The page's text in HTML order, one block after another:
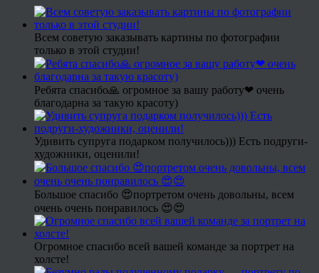
Всем советую заказывать картины по фотографии
только в этой студии!
Ребята спасибо🙏 огромное за вашу работу❤ очень
благодарна за такую красоту)
Удивить супруга подарком получилось))) Есть подруги-
художники, оценили!
Большое спасибо 😍портретом очень довольны, всем
очень очень понравилось 😍😍
Огромное спасибо всей вашей команде за портрет на
холсте!